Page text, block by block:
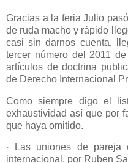
Gracias a la feria Julio
de ruda macho y rápido
casi sin darnos cuenta,
tercer número del 2011 de
artículos de doctrina
de Derecho Internacional
Como siempre digo el
exhaustividad así que por
que haya omitido.
· Las uniones de
internacional, por Ruben